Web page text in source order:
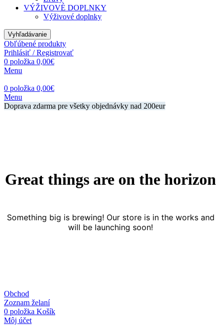
VÝŽIVOVÉ DOPLNKY
Výživové doplnky
Vyhľadávanie
Obľúbené produkty
Prihlásiť / Registrovať
0 položka 0,00€
Menu
0 položka 0,00€
Menu
Doprava zdarma pre všetky objednávky nad 200eur
Great things are on the horizon
Something big is brewing! Our store is in the works and
will be launching soon!
Obchod
Zoznam želaní
0 položka Košík
Môj účet